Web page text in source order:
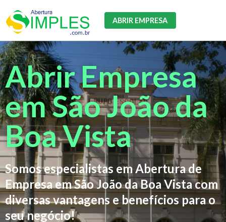
ABRIR EMPRESA
Abrir Empresa
em São João da
Boa Vista
Somos especialistas em Abertura de
Empresa em São João da Boa Vista com
diversas vantagens e benefícios para o
seu negócio!